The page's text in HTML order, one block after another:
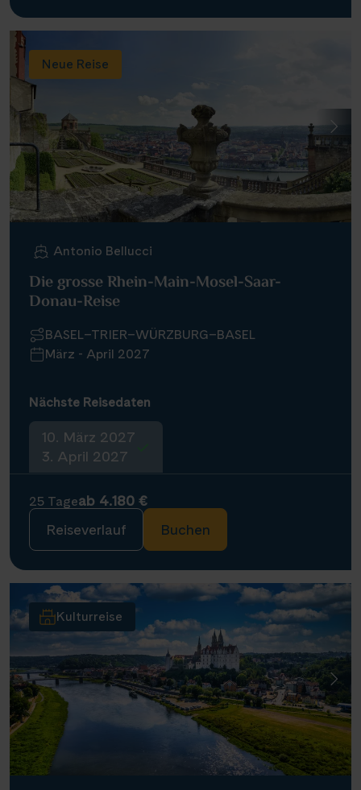
Neue Reise
Antonio Bellucci
Die grosse Rhein-Main-Mosel-Saar-
Donau-Reise
BASEL–TRIER–WÜRZBURG–BASEL
März - April 2027
Nächste Reisedaten
10. März 2027
3. April 2027
25 Tageab 4.180 €
Reiseverlauf
Buchen
Kulturreise